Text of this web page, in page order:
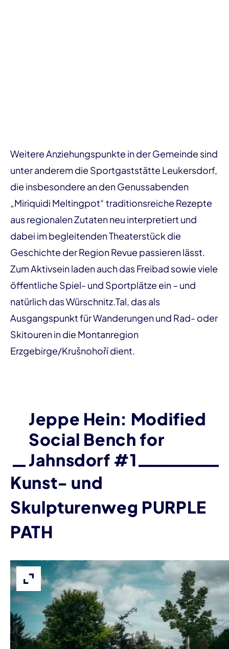
Weitere Anziehungspunkte in der Gemeinde sind
unter anderem die Sportgaststätte Leukersdorf,
die insbesondere an den Genussabenden
„Miriquidi Meltingpot“ traditionsreiche Rezepte
aus regionalen Zutaten neu interpretiert und
dabei im begleitenden Theaterstück die
Geschichte der Region Revue passieren lässt.
Zum Aktivsein laden auch das Freibad sowie viele
öffentliche Spiel- und Sportplätze ein – und
natürlich das Würschnitz.Tal, das als
Ausgangspunkt für Wanderungen und Rad- oder
Skitouren in die Montanregion
Erzgebirge/Krušnohoří dient.
Jeppe Hein: Modified
Social Bench for
Jahnsdorf #1
Kunst- und
Skulpturenweg PURPLE
PATH
Bild vergrößern